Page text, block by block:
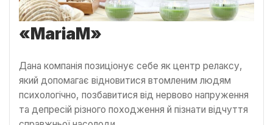
«MariaM»
Дана компанія позиціонує себе як центр релаксу,
який допомагає відновитися втомленим людям
психологічно, позбавитися від нервово напруження
та депресій різного походження й пізнати відчуття